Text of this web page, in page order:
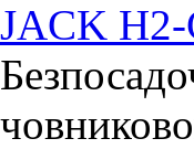
JACK H2-